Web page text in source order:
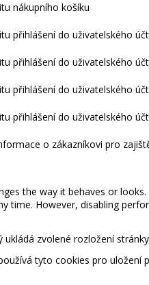
nákupního košíku
přihlášení do uživatelského
přihlášení do uživatelského
přihlášení do uživatelského
přihlášení do uživatelského
o zákazníkovi pro
the way it behaves or
time. However, disabling
ukládá zvolené rozložení
tyto cookies pro uložení